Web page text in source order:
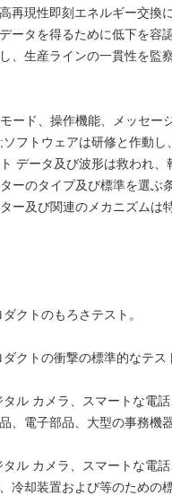
再現性即刻エネルギー交換
ータを得るために低下を容
、生産ラインの一貫性を監
ード、操作機能、メッセー
ソフトウェアは研修と作動し
データ及び波形は救われ、
ーのタイプ及び標準を選ぶ
ー及び関連のメカニズムは
ダクトのもろさテスト。
ダクトの衝撃の標準的なテス
タル カメラ、スマートな電
、電子部品、大型の事務機
タル カメラ、スマートな電
冷却装置および等のための